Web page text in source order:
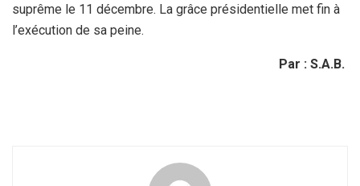
suprême le 11 décembre. La grâce présidentielle met fin à
l’exécution de sa peine.
Par : S.A.B.